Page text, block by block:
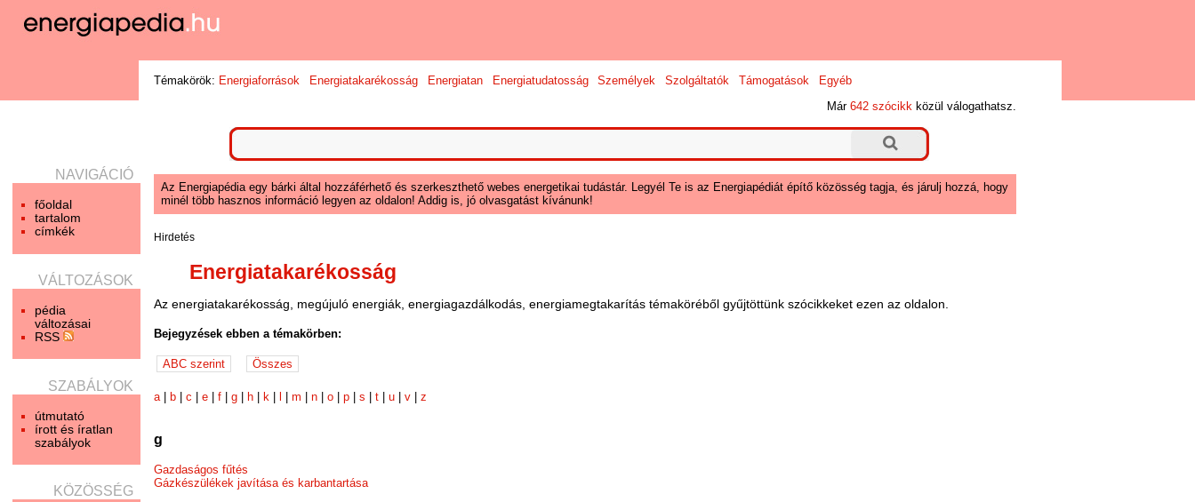
NAVIGÁCIÓ
főoldal
tartalom
címkék
VÁLTOZÁSOK
pédia
változásai
RSS
SZABÁLYOK
útmutató
írott és íratlan
szabályok
KÖZÖSSÉG
Témakörök: Energiaforrások Energiatakarékosság Energiatan Energiatudatosság Személyek Szolgáltatók Támogatások
Egyéb
Már642 szócikk közül válogathatsz.
Az Energiapédia egy bárki által hozzáférhető és szerkeszthető webes energetikai tudástár. Legyél Te is az Energiapédiát építő közösség tagja, és járulj hozzá, hogy
minél több hasznos információ legyen az oldalon! Addig is, jó olvasgatást kívánunk!
Hirdetés
Energiatakarékosság
Az energiatakarékosság, megújuló energiák, energiagazdálkodás, energiamegtakarítás témaköréből gyűjtöttünk szócikkeket ezen az oldalon.
Bejegyzések ebben a témakörben:
a b |c |e |f |g h k |m |n |o |p |s |t |u |v |z
g
Gazdaságos fűtés
Gázkészülékek javítása és karbantartása